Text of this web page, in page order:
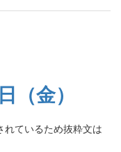
（金）
れているため抜粋文は